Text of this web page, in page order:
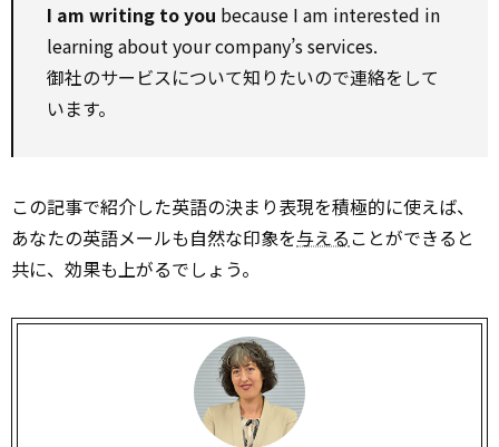
I am writing to you because I am interested in
learning about your company’s services.
御社のサービスについて知りたいので連絡をして
います。
この記事で紹介した英語の決まり表現を積極的に使えば、
あなたの英語メールも自然な印象を与えることができると
共に、効果も上がるでしょう。